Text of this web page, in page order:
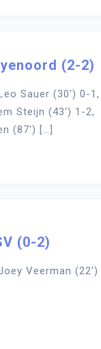
(2-2)
Sauer (30′) 0-1,
Steijn (43′) 1-2,
(87′) […]
(0-2)
Veerman (22′)